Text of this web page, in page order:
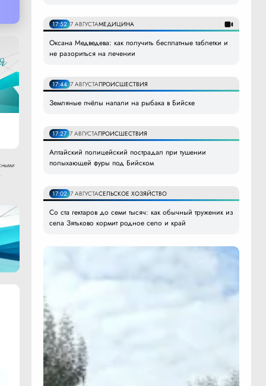
17:52 7 АВГУСТАМЕДИЦИНА
Оксана Медведева: как получить бесплатные таблетки и
не разориться на лечении
17:44 7 АВГУСТАПРОИСШЕСТВИЯ
Земляные пчёлы напали на рыбака в Бийске
17:27 7 АВГУСТАПРОИСШЕСТВИЯ
Алтайский полицейский пострадал при тушении
полыхающей фуры под Бийском
17:02 7 АВГУСТАСЕЛЬСКОЕ ХОЗЯЙСТВО
Со ста гектаров до семи тысяч: как обычный труженик из
села Зятьково кормит родное село и край